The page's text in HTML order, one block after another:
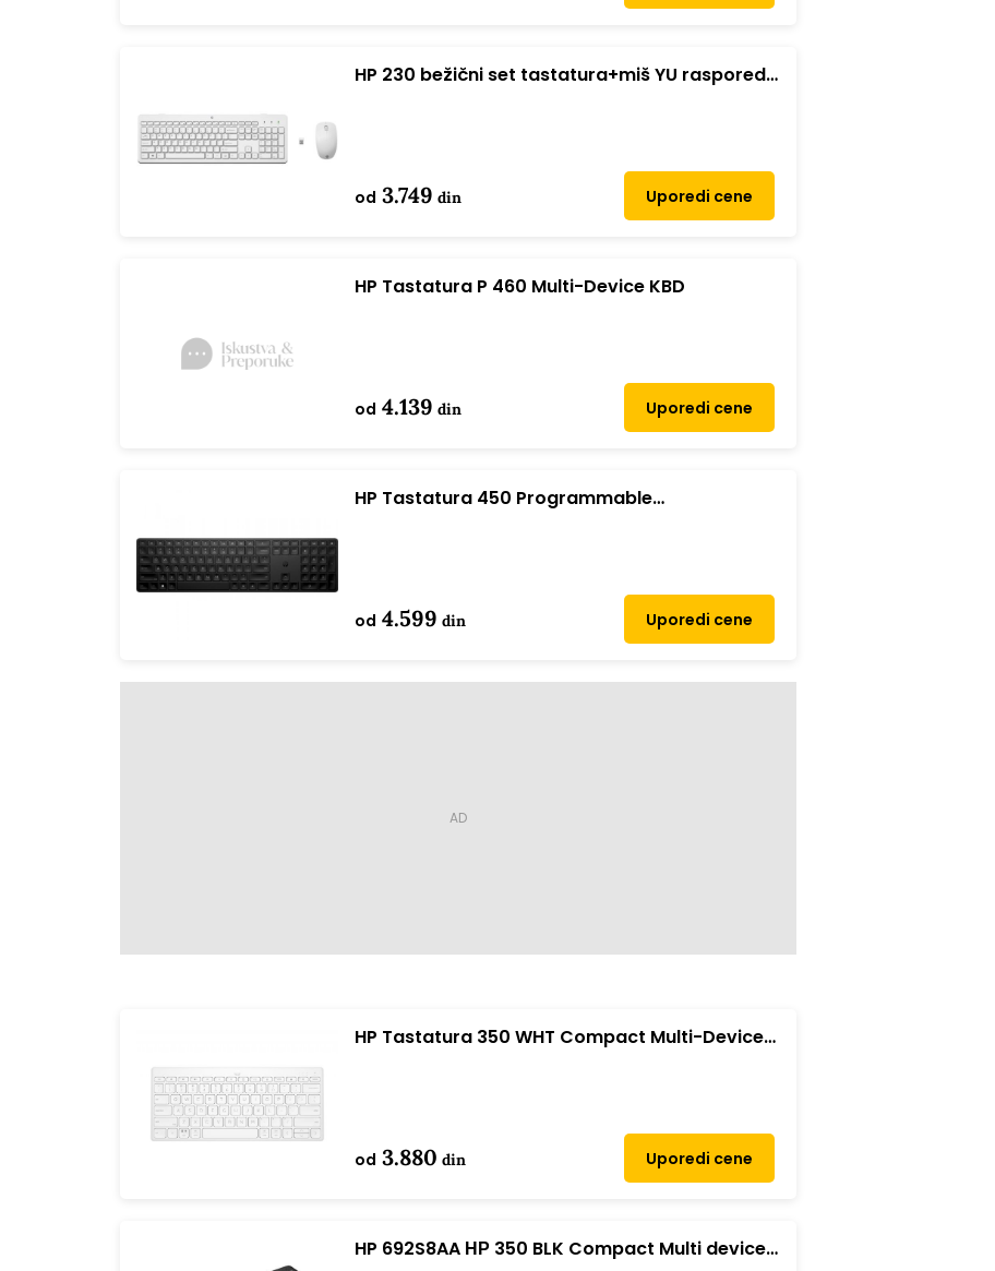
HP 230 bežični set tastatura+miš YU raspored
od 3.749 din Uporedi cene
HP Tastatura P 460 Multi-Device KBD
od 4.139 din Uporedi cene
HP Tastatura 450 Programmable
od 4.599 din Uporedi cene
HP Tastatura 350 WHT Compact Multi-Device
od 3.880 din Uporedi cene
HP 692S8AA НР 350 BLK Compact Multi device